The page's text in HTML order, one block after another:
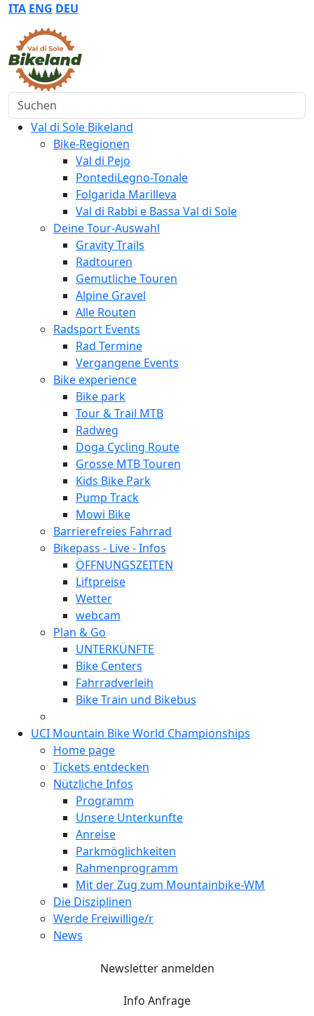
ITA ENG DEU
Suchen
Val di Sole Bikeland
Bike-Regionen
Val di Pejo
PontediLegno-Tonale
Folgarida Marilleva
Val di Rabbi e Bassa Val di Sole
Deine Tour-Auswahl
Gravity Trails
Radtouren
Gemutliche Touren
Alpine Gravel
Alle Routen
Radsport Events
Rad Termine
Vergangene Events
Bike experience
Bike park
Tour & Trail MTB
Radweg
Doga Cycling Route
Grosse MTB Touren
Kids Bike Park
Pump Track
Mowi Bike
Barrierefreies Fahrrad
Bikepass - Live - Infos
ÖFFNUNGSZEITEN
Liftpreise
Wetter
webcam
Plan & Go
UNTERKÜNFTE
Bike Centers
Fahrradverleih
Bike Train und Bikebus
UCI Mountain Bike World Championships
Home page
Tickets entdecken
Nützliche Infos
Programm
Unsere Unterkunfte
Anreise
Parkmöglichkeiten
Rahmenprogramm
Mit der Zug zum Mountainbike-WM
Die Disziplinen
Werde Freiwillige/r
News
Newsletter anmelden
Info Anfrage